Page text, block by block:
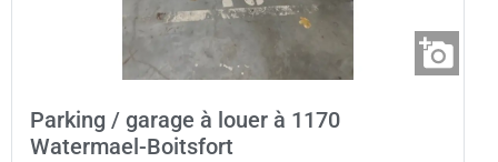
Parking / garage à louer à 1170
Watermael-Boitsfort